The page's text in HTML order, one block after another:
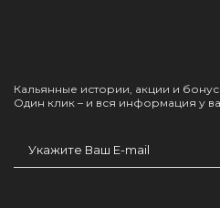
Кальянные истории, акции и
Один клик – и вся информация у